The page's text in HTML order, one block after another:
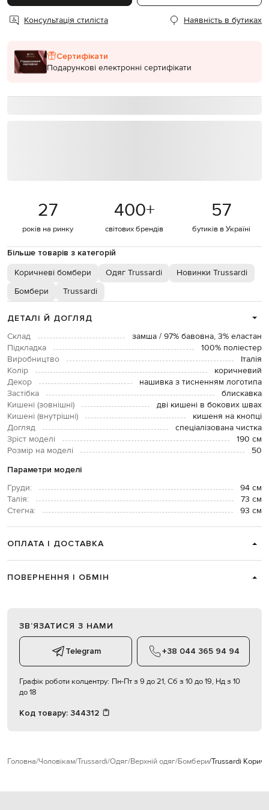
Консультація стиліста Наявність в бутиках
Сертифікати
Подарункові електронні сертифікати
27
років на ринку
400+
світових брендів
57
бутиків в Україні
Більше товарів з категорій
Коричневі бомбери Одяг Trussardi
Новинки Trussardi
Бомбери
Trussardi
ДЕТАЛІ Й ДОГЛЯД
Склад
замша / 97% бавовна, 3% еластан
Підкладка
100% поліестер
Виробництво
Італія
Колір
коричневий
Декор
нашивка з тисненням логотипа
Застібка
блискавка
Кишені (зовнішні)
дві кишені в бокових швах
Кишені (внутрішні)
кишеня на кнопці
Догляд
спеціалізована чистка
Зріст моделі
190 см
Розмір на моделі
50
Параметри моделі
Груди:
94 см
Талія:
73 см
Стегна:
93 см
ОПЛАТА І ДОСТАВКА
ПОВЕРНЕННЯ І ОБМІН
ЗВʼЯЗАТИСЯ З НАМИ
Telegram +38 044 365 94 94
Графік роботи колцентру: Пн-Пт з 9 до 21, Сб з 10 до 19, Нд з 10
до 18
Код товару: 344312
Головна Чоловікам Trussardi Одяг Верхній одяг Бомбери Trussardi